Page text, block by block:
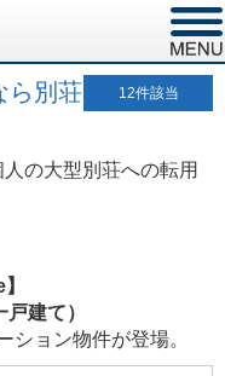
ら別荘
12件該当
の大型別荘への転用
建て）
ション物件が登場。